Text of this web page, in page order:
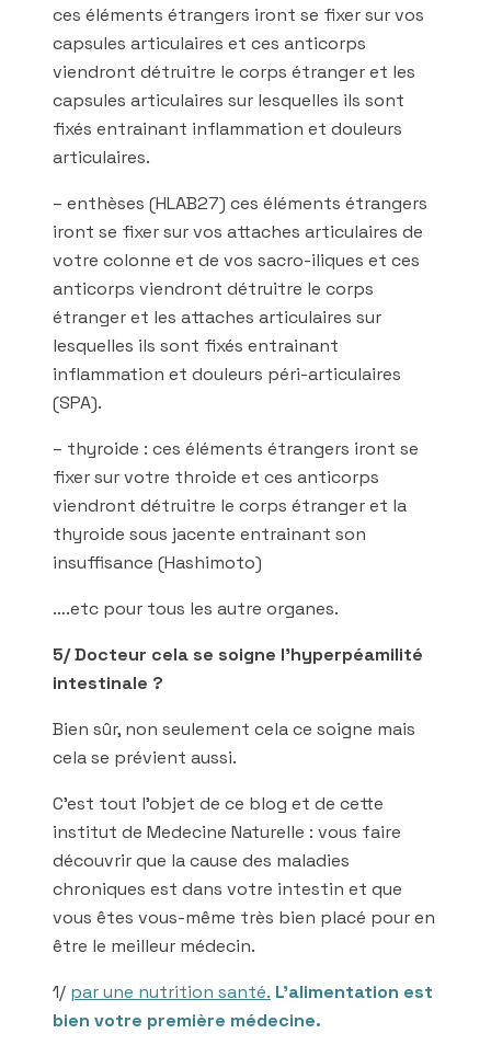
ces éléments étrangers iront se fixer sur vos
capsules articulaires et ces anticorps
viendront détruitre le corps étranger et les
capsules articulaires sur lesquelles ils sont
fixés entrainant inflammation et douleurs
articulaires.
– enthèses (HLAB27) ces éléments étrangers
iront se fixer sur vos attaches articulaires de
votre colonne et de vos sacro-iliques et ces
anticorps viendront détruitre le corps
étranger et les attaches articulaires sur
lesquelles ils sont fixés entrainant
inflammation et douleurs péri-articulaires
(SPA).
– thyroide : ces éléments étrangers iront se
fixer sur votre throide et ces anticorps
viendront détruitre le corps étranger et la
thyroide sous jacente entrainant son
insuffisance (Hashimoto)
….etc pour tous les autre organes.
5/ Docteur cela se soigne l’hyperpéamilité
intestinale ?
Bien sûr, non seulement cela ce soigne mais
cela se prévient aussi.
C’est tout l’objet de ce blog et de cette
institut de Medecine Naturelle : vous faire
découvrir que la cause des maladies
chroniques est dans votre intestin et que
vous êtes vous-même très bien placé pour en
être le meilleur médecin.
1/ par une nutrition santé. L’alimentation est
bien votre première médecine.